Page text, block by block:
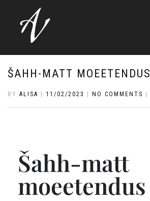
ŠAHH-MATT MOEETENDUS
BY ALISA 11/02/2023 NO COMMENTS
Šahh-matt
moeetendus